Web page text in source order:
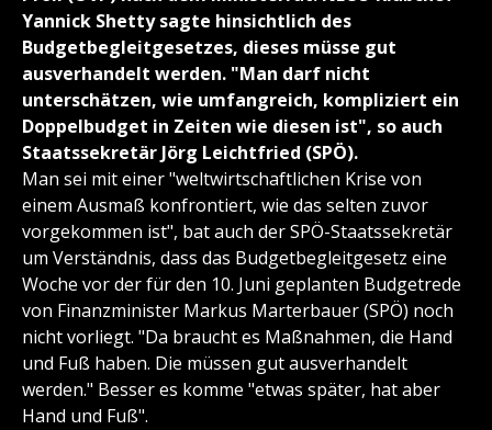
Yannick Shetty sagte hinsichtlich des
Budgetbegleitgesetzes, dieses müsse gut
ausverhandelt werden. "Man darf nicht
unterschätzen, wie umfangreich, kompliziert ein
Doppelbudget in Zeiten wie diesen ist", so auch
Staatssekretär Jörg Leichtfried (SPÖ).
Man sei mit einer "weltwirtschaftlichen Krise von
einem Ausmaß konfrontiert, wie das selten zuvor
vorgekommen ist", bat auch der SPÖ-Staatssekretär
um Verständnis, dass das Budgetbegleitgesetz eine
Woche vor der für den 10. Juni geplanten Budgetrede
von Finanzminister Markus Marterbauer (SPÖ) noch
nicht vorliegt. "Da braucht es Maßnahmen, die Hand
und Fuß haben. Die müssen gut ausverhandelt
werden." Besser es komme "etwas später, hat aber
Hand und Fuß".